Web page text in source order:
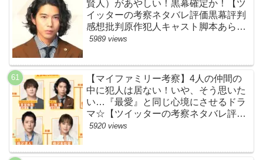
賢人）があやしい！黒幕確定か！【ツ
イッターの考察ネタバレ評価黒幕評判
感想批判原作犯人キャスト脚本あらす
じ伏線まとめ】
5989 views
【マイファミリー考察】4人の仲間の
中に犯人は居ない！いや、そう思いた
い…『最愛』と同じ心境にさせるドラ
マ☆【ツイッターの考察ネタバレ評価
黒幕評判感想批判原作犯人キャスト脚
5920 views